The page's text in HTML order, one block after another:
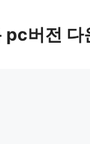
pc버전 다